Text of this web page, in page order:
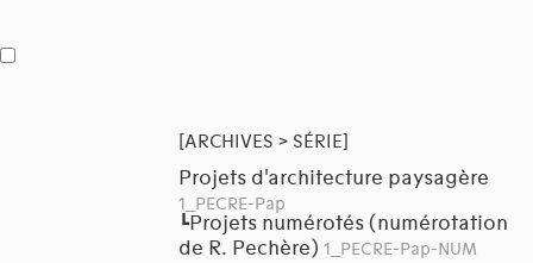
[ARCHIVES > SÉRIE]
Projets d'architecture paysagère
1_PECRE-Pap
┗Projets numérotés (numérotation
de R. Pechère) 1_PECRE-Pap-NUM